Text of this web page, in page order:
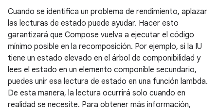
Cuando se identifica un problema de rendimiento, aplazar
las lecturas de estado puede ayudar. Hacer esto
garantizará que Compose vuelva a ejecutar el código
mínimo posible en la recomposición. Por ejemplo, si la IU
tiene un estado elevado en el árbol de componibilidad y
lees el estado en un elemento componible secundario,
puedes unir esa lectura de estado en una función lambda.
De esta manera, la lectura ocurrirá solo cuando en
realidad se necesite. Para obtener más información,